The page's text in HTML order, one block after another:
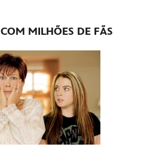
COM MILHÕES DE FÃS